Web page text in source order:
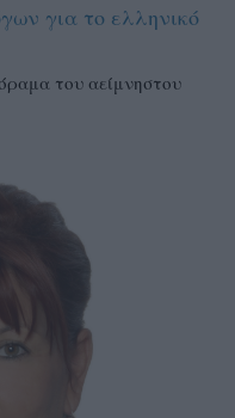
για το ελληνικό
του αείμνηστου